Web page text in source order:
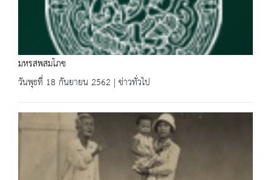
มหรสพสมโภช
วันพุธที่ 18 กันยายน 2562 | ข่าวทั่วไป